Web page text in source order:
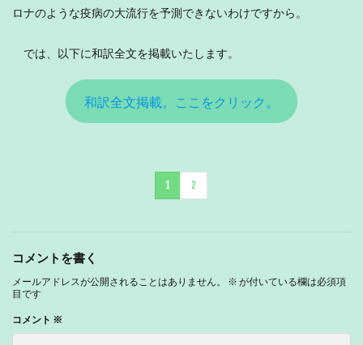
ロナのような疫病の大流行を予測できないわけですから。
では、以下に和訳全文を掲載いたします。
和訳全文掲載。ここをクリック。
1 2
コメントを書く
メールアドレスが公開されることはありません。 ※ が付いている欄は必須項
目です
コメント ※